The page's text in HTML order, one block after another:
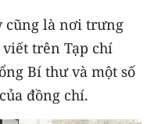
cũng là nơi trưng
trên Tạp chí
Bí thư và một số
đồng chí.